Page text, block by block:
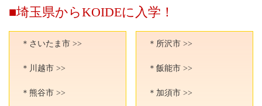
■埼玉県からKOIDEに入学！
＊さいたま市 >>
＊川越市 >>
＊熊谷市 >>
＊所沢市 >>
＊飯能市 >>
＊加須市 >>